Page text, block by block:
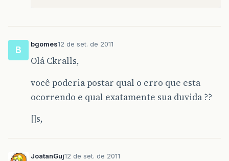
}
}
B
bgomes12 de set. de 2011
Olá Ckralls,
você poderia postar qual o erro que esta
ocorrendo e qual exatamente sua duvida ??
[]s,
JoatanGuj12 de set. de 2011